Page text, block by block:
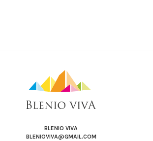
BLENIO VIVA
BLENIOVIVA@GMAIL.COM